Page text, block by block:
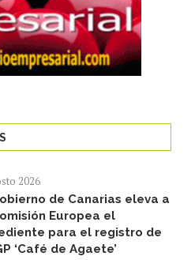
2026
de Canarias eleva a
Europea el
para el registro de
‘Café de Agaete’